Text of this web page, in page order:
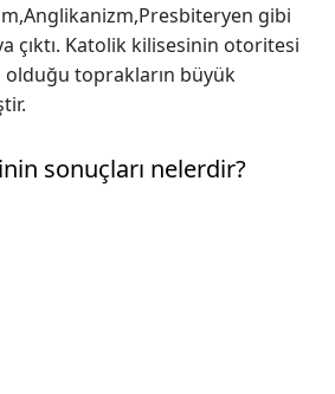
gibi
çıktı. Katolik kilisesinin otoritesi
olduğu toprakların büyük
sonuçları nelerdir?